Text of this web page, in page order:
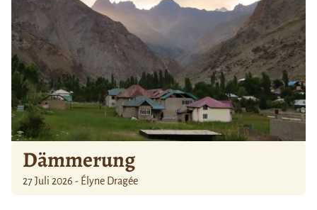
Dämmerung
27 Juli 2026 - Élyne Dragée